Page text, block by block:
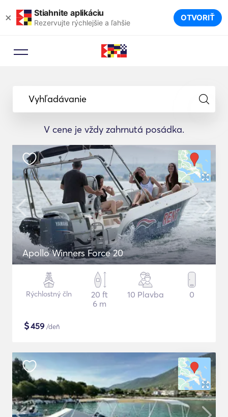
× Stiahnite aplikáciu
Rezervujte rýchlejšie a ľahšie OTVORIŤ
Vyhľadávanie
V cene je vždy zahrnutá posádka.
Apollo Winners Force 20
Rýchlostný čln
20 ft
6 m
10 Plavba 0
$459 /deň